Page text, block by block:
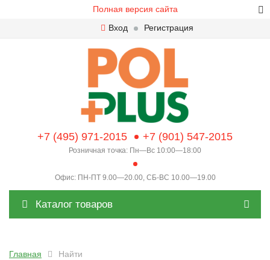
Полная версия сайта
Вход
Регистрация
+7 (495) 971-2015 +7 (901) 547-2015
Розничная точка: Пн—Вс 10:00—18:00
Офис: ПН-ПТ 9.00—20.00, СБ-ВС 10.00—19.00
Каталог товаров
Главная Найти